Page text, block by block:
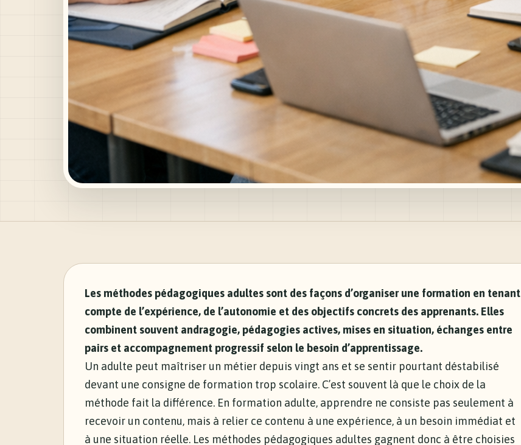
Les méthodes pédagogiques adultes sont des façons d’organiser une formation en tenant
compte de l’expérience, de l’autonomie et des objectifs concrets des apprenants. Elles
combinent souvent andragogie, pédagogies actives, mises en situation, échanges entre
pairs et accompagnement progressif selon le besoin d’apprentissage.
Un adulte peut maîtriser un métier depuis vingt ans et se sentir pourtant déstabilisé
devant une consigne de formation trop scolaire. C’est souvent là que le choix de la
méthode fait la différence. En formation adulte, apprendre ne consiste pas seulement à
recevoir un contenu, mais à relier ce contenu à une expérience, à un besoin immédiat et
à une situation réelle. Les méthodes pédagogiques adultes gagnent donc à être choisies